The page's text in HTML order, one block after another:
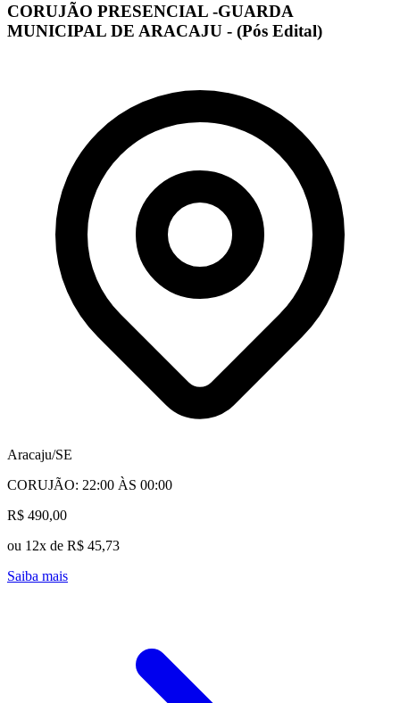
CORUJÃO PRESENCIAL -GUARDA
MUNICIPAL DE ARACAJU - (Pós Edital)
Aracaju/SE
CORUJÃO: 22:00 ÀS 00:00
R$ 490,00
ou 12x de R$ 45,73
Saiba mais